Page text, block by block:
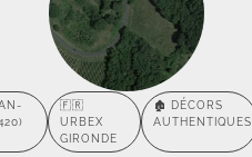
🇫🇷
URBEX
GIRONDE
🏚️ DÉCORS
AUTHENTIQUES